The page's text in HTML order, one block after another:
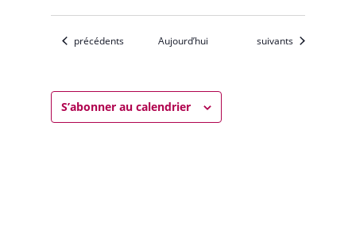
Évènements
précédents Aujourd’hui Évènements
suivants
S’abonner au calendrier